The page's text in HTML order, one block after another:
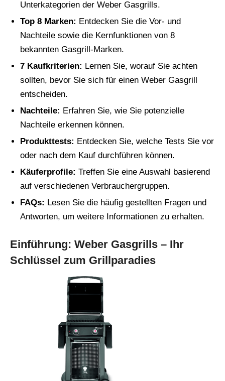
Unterkategorien der Weber Gasgrills.
Top 8 Marken: Entdecken Sie die Vor- und
Nachteile sowie die Kernfunktionen von 8
bekannten Gasgrill-Marken.
7 Kaufkriterien: Lernen Sie, worauf Sie achten
sollten, bevor Sie sich für einen Weber Gasgrill
entscheiden.
Nachteile: Erfahren Sie, wie Sie potenzielle
Nachteile erkennen können.
Produkttests: Entdecken Sie, welche Tests Sie vor
oder nach dem Kauf durchführen können.
Käuferprofile: Treffen Sie eine Auswahl basierend
auf verschiedenen Verbrauchergruppen.
FAQs: Lesen Sie die häufig gestellten Fragen und
Antworten, um weitere Informationen zu erhalten.
Einführung: Weber Gasgrills – Ihr
Schlüssel zum Grillparadies